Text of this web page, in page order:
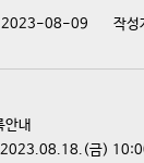
2023-08-09 작성
안내
2023.08.18.(금)